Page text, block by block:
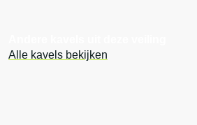
Alle kavels bekijken